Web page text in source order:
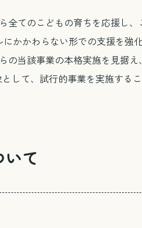
全てのこどもの育ちを応援し
かかわらない形での支援を強
の当該事業の本格実施を見据
して、試行的事業を実施する
て